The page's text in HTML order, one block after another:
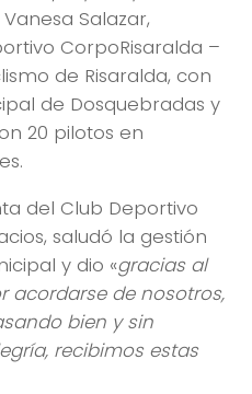
Salazar,
CorpoRisaralda –
de Risaralda, con
de Dosquebradas y
20 pilotos en
del Club Deportivo
saludó la gestión
y dio «gracias al
acordarse de nosotros,
bien y sin
recibimos estas